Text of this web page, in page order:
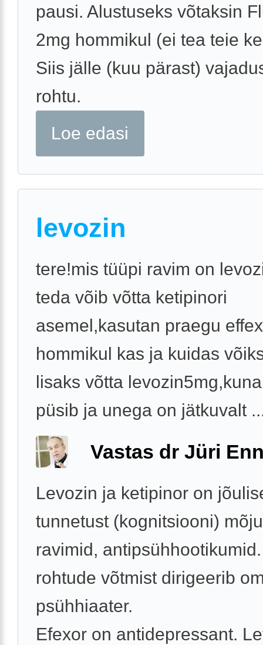
pausi. Alustuseks võtaksin
2mg hommikul (ei tea teie
Siis jälle (kuu pärast)
rohtu.
Loe edasi
levozin
tere!mis tüüpi ravim on
teda võib võtta ketipinori
asemel,kasutan praegu
hommikul kas ja kuidas
lisaks võtta
püsib ja unega on jätkuvalt
Vastas dr Jüri
Levozin ja ketipinor on
tunnetust (kognitsiooni)
ravimid,
rohtude võtmist dirigeerib
psühhiaater.
Efexor on antidepressant.